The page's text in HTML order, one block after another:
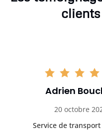
clients
Adrien
20 octobre
Service de